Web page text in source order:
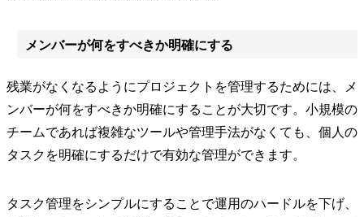
メンバーが何をすべきか明確にする
残業がなくなるようにプロジェクトを管理するためには、メ
ンバーが何をすべきか明確にすることが大切です。小規模の
チームであれば複雑なツールや管理手法がなくても、個人の
タスクを明確にするだけで有効な管理ができます。
タスク管理をシンプルにすることで運用のハードルを下げ、